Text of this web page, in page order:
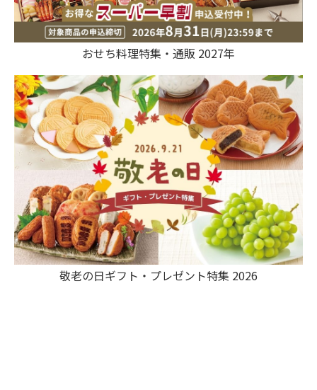
おせち料理特集・通販 2027年
敬老の日ギフト・プレゼント特集 2026